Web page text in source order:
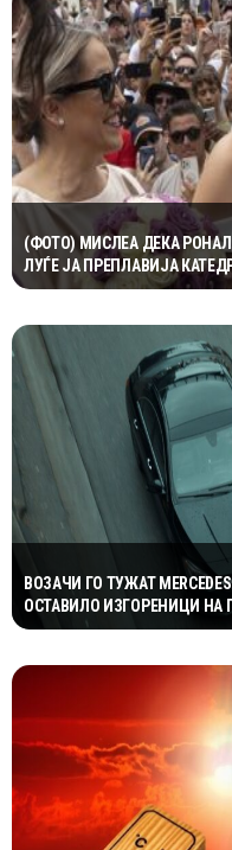
(ФОТО) МИСЛЕА ДЕКА
ЛУЃЕ ЈА ПРЕПЛАВИЈА
ВОЗАЧИ ГО ТУЖАТ
ОСТАВИЛО ИЗГОРЕНИЦИ НА